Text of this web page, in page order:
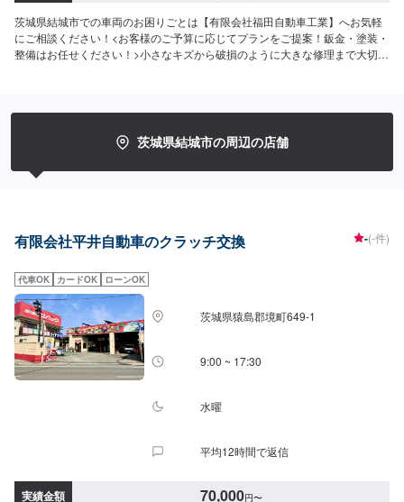
茨城県結城市での車両のお困りごとは【有限会社福田自動車工業】へお気軽
にご相談ください！<お客様のご予算に応じてプランをご提案！鈑金・塗装・
整備はお任せください！>小さなキズから破損のように大きな修理まで大切な
いただければ作業開始【4】仕上がり次第納車-----納期について-----納期は通
常1日～2日程度で納車となります。(要相談)納期は前後する場合がございま
車の作業中は代車をご利用ください。※代車の燃料代はお客様にご負担いただ
ださい。受付はスタッフへ「メンテモで予約しました」とお伝えください。
ご案内いたします。【定休日・営業時間】定休日：日曜、祝日営業時間：
茨城県結城市の周辺の店舗
有限会社平井自動車のクラッチ交換 -(-件)
代車OK カードOK ローンOK
茨城県猿島郡境町649-1
9:00 ~ 17:30
水曜
平均12時間で返信
実績金額 70,000円〜